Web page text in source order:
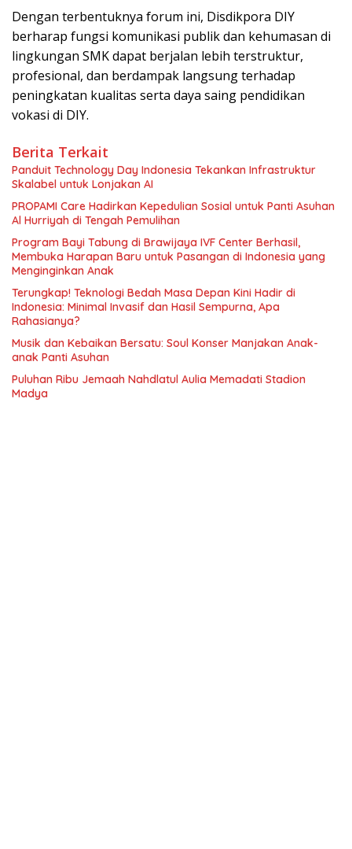
Dengan terbentuknya forum ini, Disdikpora DIY
berharap fungsi komunikasi publik dan kehumasan di
lingkungan SMK dapat berjalan lebih terstruktur,
profesional, dan berdampak langsung terhadap
peningkatan kualitas serta daya saing pendidikan
vokasi di DIY.
Berita Terkait
Panduit Technology Day Indonesia Tekankan Infrastruktur
Skalabel untuk Lonjakan AI
PROPAMI Care Hadirkan Kepedulian Sosial untuk Panti Asuhan
Al Hurriyah di Tengah Pemulihan
Program Bayi Tabung di Brawijaya IVF Center Berhasil,
Membuka Harapan Baru untuk Pasangan di Indonesia yang
Menginginkan Anak
Terungkap! Teknologi Bedah Masa Depan Kini Hadir di
Indonesia: Minimal Invasif dan Hasil Sempurna, Apa
Rahasianya?
Musik dan Kebaikan Bersatu: Soul Konser Manjakan Anak-
anak Panti Asuhan
Puluhan Ribu Jemaah Nahdlatul Aulia Memadati Stadion
Madya